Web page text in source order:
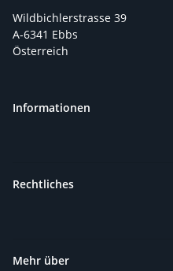
Wildbichlerstrasse 39
A-6341 Ebbs
Österreich
Informationen
Rechtliches
Mehr über